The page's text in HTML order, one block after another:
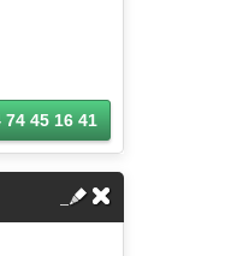
74 45 16 41